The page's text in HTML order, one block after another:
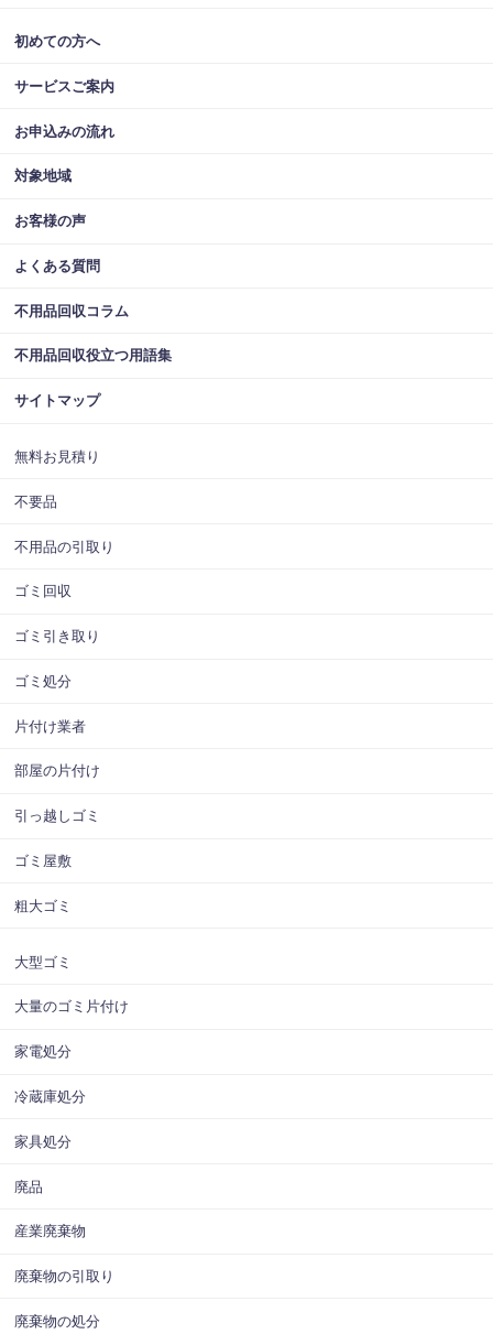
初めての方へ
サービスご案内
お申込みの流れ
対象地域
お客様の声
よくある質問
不用品回収コラム
不用品回収役立つ用語集
サイトマップ
無料お見積り
不要品
不用品の引取り
ゴミ回収
ゴミ引き取り
ゴミ処分
片付け業者
部屋の片付け
引っ越しゴミ
ゴミ屋敷
粗大ゴミ
大型ゴミ
大量のゴミ片付け
家電処分
冷蔵庫処分
家具処分
廃品
産業廃棄物
廃棄物の引取り
廃棄物の処分